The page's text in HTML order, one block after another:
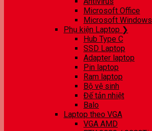
Microsoft Office
Microsoft Windows
Phụ kiện Laptop ❯
Hub Type C
SSD Laptop
Adapter laptop
Pin laptop
Ram laptop
Bộ vệ sinh
Đế tản nhiệt
Balo
Laptop theo VGA
VGA AMD